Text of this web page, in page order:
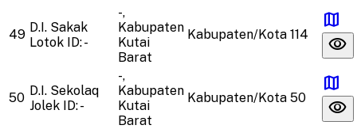
49 D.I. Sakak
Lotok ID: -
-,
Kabupaten
Kutai
Barat
Kabupaten/Kota 114
map
visibility
50 D.I. Sekolaq
Jolek ID: -
-,
Kabupaten
Kutai
Barat
Kabupaten/Kota 50
map
visibility